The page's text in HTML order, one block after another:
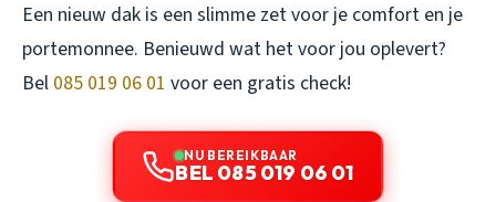
Een nieuw dak is een slimme zet voor je comfort en je
portemonnee. Benieuwd wat het voor jou oplevert?
Bel 085 019 06 01 voor een gratis check!
NU BEREIKBAAR
BEL 085 019 06 01